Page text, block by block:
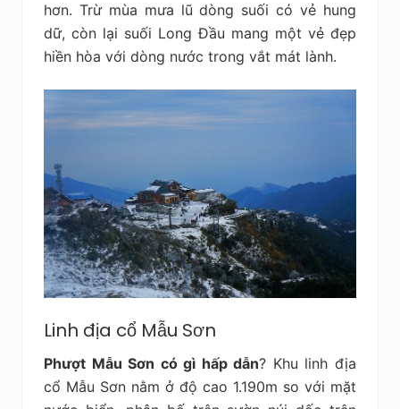
hơn. Trừ mùa mưa lũ dòng suối có vẻ hung
dữ, còn lại suối Long Đầu mang một vẻ đẹp
hiền hòa với dòng nước trong vắt mát lành.
Linh địa cổ Mẫu Sơn
Phượt Mẫu Sơn có gì hấp dẫn? Khu linh địa
cổ Mẫu Sơn nằm ở độ cao 1.190m so với mặt